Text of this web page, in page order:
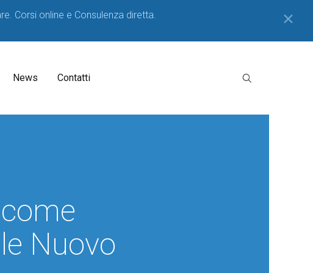
Corsi online e Consulenza diretta. ✕
News Contatti
Nuovo